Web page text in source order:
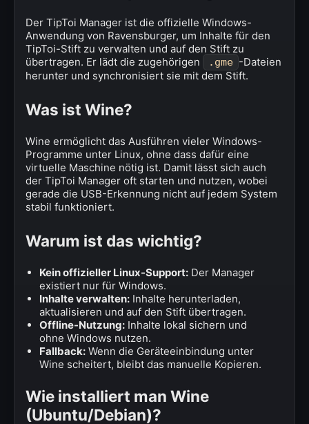
Der TipToi Manager ist die offizielle Windows-
Anwendung von Ravensburger, um Inhalte für den
TipToi-Stift zu verwalten und auf den Stift zu
übertragen. Er lädt die zugehörigen
.gme -Dateien
herunter und synchronisiert sie mit dem Stift.
Was ist Wine?
Wine ermöglicht das Ausführen vieler Windows-
Programme unter Linux, ohne dass dafür eine
virtuelle Maschine nötig ist. Damit lässt sich auch
der TipToi Manager oft starten und nutzen, wobei
gerade die USB-Erkennung nicht auf jedem System
stabil funktioniert.
Warum ist das wichtig?
Kein offizieller Linux-Support: Der Manager
existiert nur für Windows.
Inhalte verwalten: Inhalte herunterladen,
aktualisieren und auf den Stift übertragen.
Offline-Nutzung: Inhalte lokal sichern und
ohne Windows nutzen.
Fallback: Wenn die Geräteeinbindung unter
Wine scheitert, bleibt das manuelle Kopieren.
Wie installiert man Wine
(Ubuntu/Debian)?